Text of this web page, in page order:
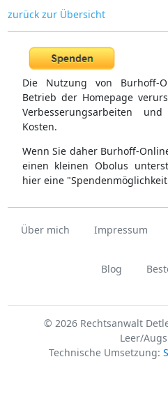
zurück zur Übersicht
Die Nutzung von Burhoff-
Betrieb der Homepage
Verbesserungsarbeiten
Kosten.
Wenn Sie daher Burhoff-
einen kleinen Obolus
hier eine
Über mich Impressum
Blog
© 2026 Rechtsanwalt
Leer/
Technische Umsetzung: